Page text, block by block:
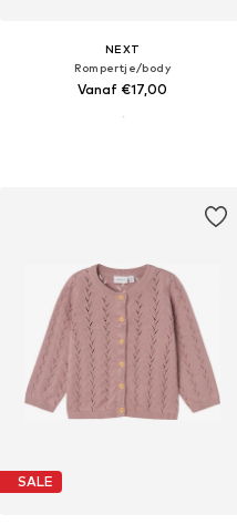
NEXT
Rompertje/body
Vanaf €17,00
SALE